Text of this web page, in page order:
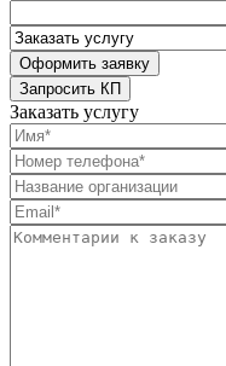
Заказать услугу